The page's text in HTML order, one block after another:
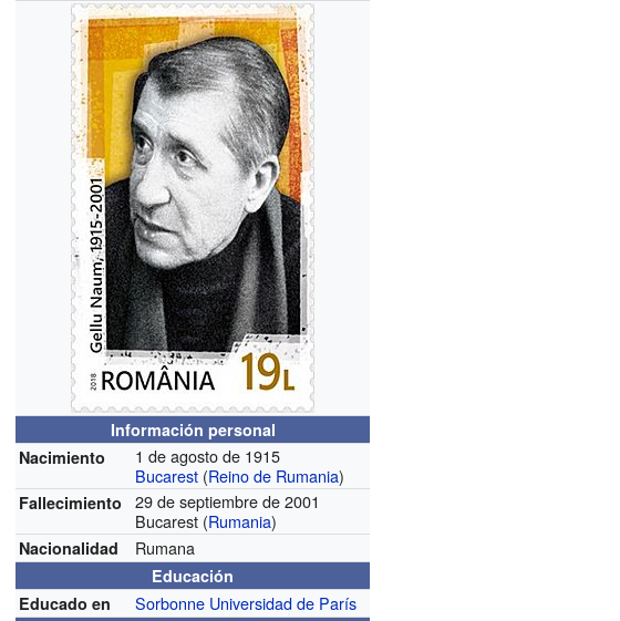
Información personal
Nacimiento
1 de agosto de 1915
Bucarest (Reino de Rumania)
Fallecimiento
29 de septiembre de 2001
Bucarest (Rumania)
Nacionalidad Rumana
Educación
Educado en
Sorbonne Universidad de París